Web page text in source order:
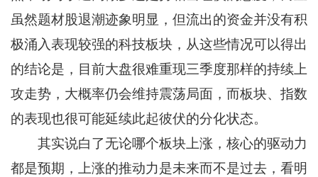
虽然题材股退潮迹象明显，但流出的资金并没有积
极涌入表现较强的科技板块，从这些情况可以得出
的结论是，目前大盘很难重现三季度那样的持续上
攻走势，大概率仍会维持震荡局面，而板块、指数
的表现也很可能延续此起彼伏的分化状态。
其实说白了无论哪个板块上涨，核心的驱动力
都是预期，上涨的推动力是未来而不是过去，看明